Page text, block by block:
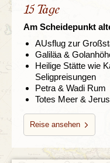
15 Tage
Am Scheidepunkt
AUsflug zur
Galiläa &
Heilige Stätte wie
Seligpreisungen
Petra & Wadi Rum
Totes Meer &
Reise ansehen